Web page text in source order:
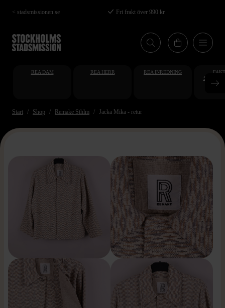
Hoppa
till
huvudinnehåll
< stadsmissionen.se Fri frakt över 990 kr
REA DAM REA HERR REA INREDNING
Start Shop Remake Sthlm Jacka Mika - retur